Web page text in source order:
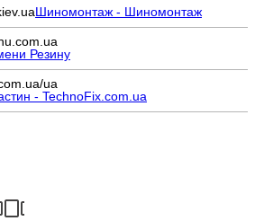
Шиномонтаж - Шиномонтаж
Резину
ua
- TechnoFix.com.ua